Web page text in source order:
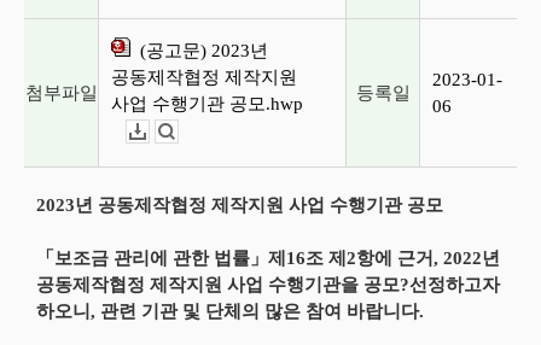
첨부파일
(공고문) 2023년
공동제작협정 제작지원
사업 수행기관 공모.hwp
등록일
2023-01-
06
2023년 공동제작협정 제작지원 사업 수행기관 공모
「보조금 관리에 관한 법률」제16조 제2항에 근거, 2022년
공동제작협정 제작지원 사업 수행기관을 공모?선정하고자
하오니, 관련 기관 및 단체의 많은 참여 바랍니다.